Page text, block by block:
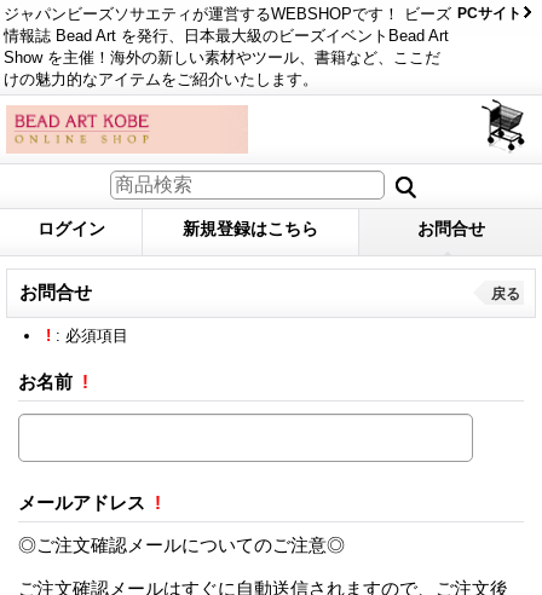
ジャパンビーズソサエティが運営するWEBSHOPです！ ビーズ
情報誌 Bead Art を発行、日本最大級のビーズイベントBead Art
Show を主催！海外の新しい素材やツール、書籍など、ここだ
けの魅力的なアイテムをご紹介いたします。
PCサイト
ログイン 新規登録はこちら お問合せ
お問合せ 戻る
! : 必須項目
お名前 !
メールアドレス !
◎ご注文確認メールについてのご注意◎
ご注文確認メールはすぐに自動送信されますので、ご注文後